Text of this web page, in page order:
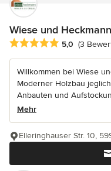
Wiese und
Durchschnittliche
5,0 (3
Willkommen bei Wiese
Moderner Holzbau
Anbauten und
Mehr
Elleringhauser Str. 10,